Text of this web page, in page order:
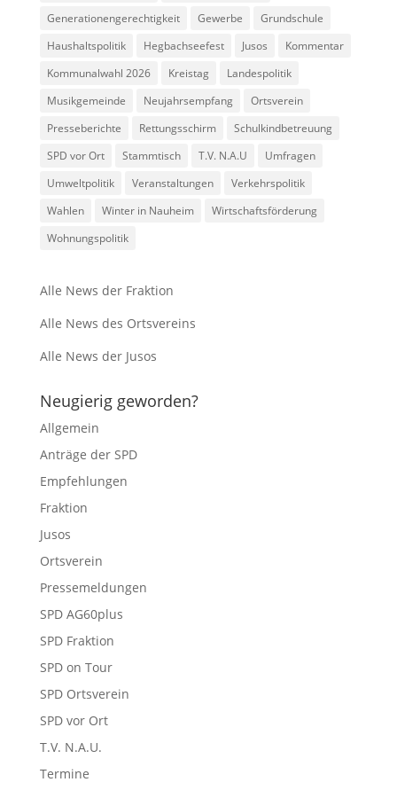
Generationengerechtigkeit
Gewerbe
Grundschule
Haushaltspolitik
Hegbachseefest Jusos
Kommentar
Kommunalwahl 2026
Kreistag
Landespolitik
Musikgemeinde
Neujahrsempfang
Ortsverein
Presseberichte
Rettungsschirm
Schulkindbetreuung
SPD vor Ort
Stammtisch T.V. N.A.U
Umfragen
Umweltpolitik
Veranstaltungen
Verkehrspolitik
Wahlen
Winter in Nauheim
Wirtschaftsförderung
Wohnungspolitik
Alle News der Fraktion
Alle News des Ortsvereins
Alle News der Jusos
Neugierig geworden?
Allgemein
Anträge der SPD
Empfehlungen
Fraktion
Jusos
Ortsverein
Pressemeldungen
SPD AG60plus
SPD Fraktion
SPD on Tour
SPD Ortsverein
SPD vor Ort
T.V. N.A.U.
Termine